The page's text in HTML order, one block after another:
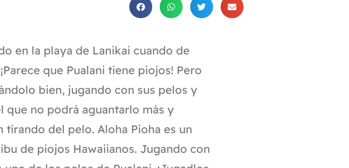
en la playa de Lanikai cuando de
que Pualani tiene piojos! Pero
bien, jugando con sus pelos y
que no podrá aguantarlo más y
del pelo. Aloha Pioha es un
de piojos Hawaiianos. Jugando con